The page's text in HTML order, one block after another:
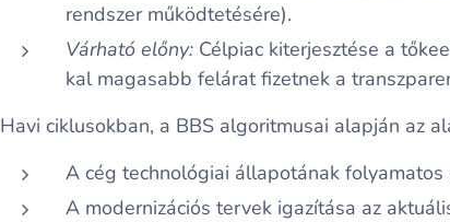
rendszer működtetésére).
Várható előny:Célpiac kiterjesztése a
kal magasabb felárat fizetnek a
Havi ciklusokban, a BBS algoritmusai alapján az
A cég technológiai állapotának folyamatos
A modernizációs tervek igazítása az